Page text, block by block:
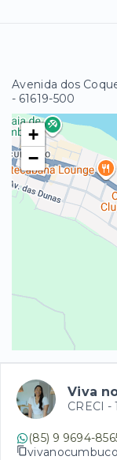
Avenida dos
- 61619-500
+
−
Viva
CRECI -
(85) 9 9694-